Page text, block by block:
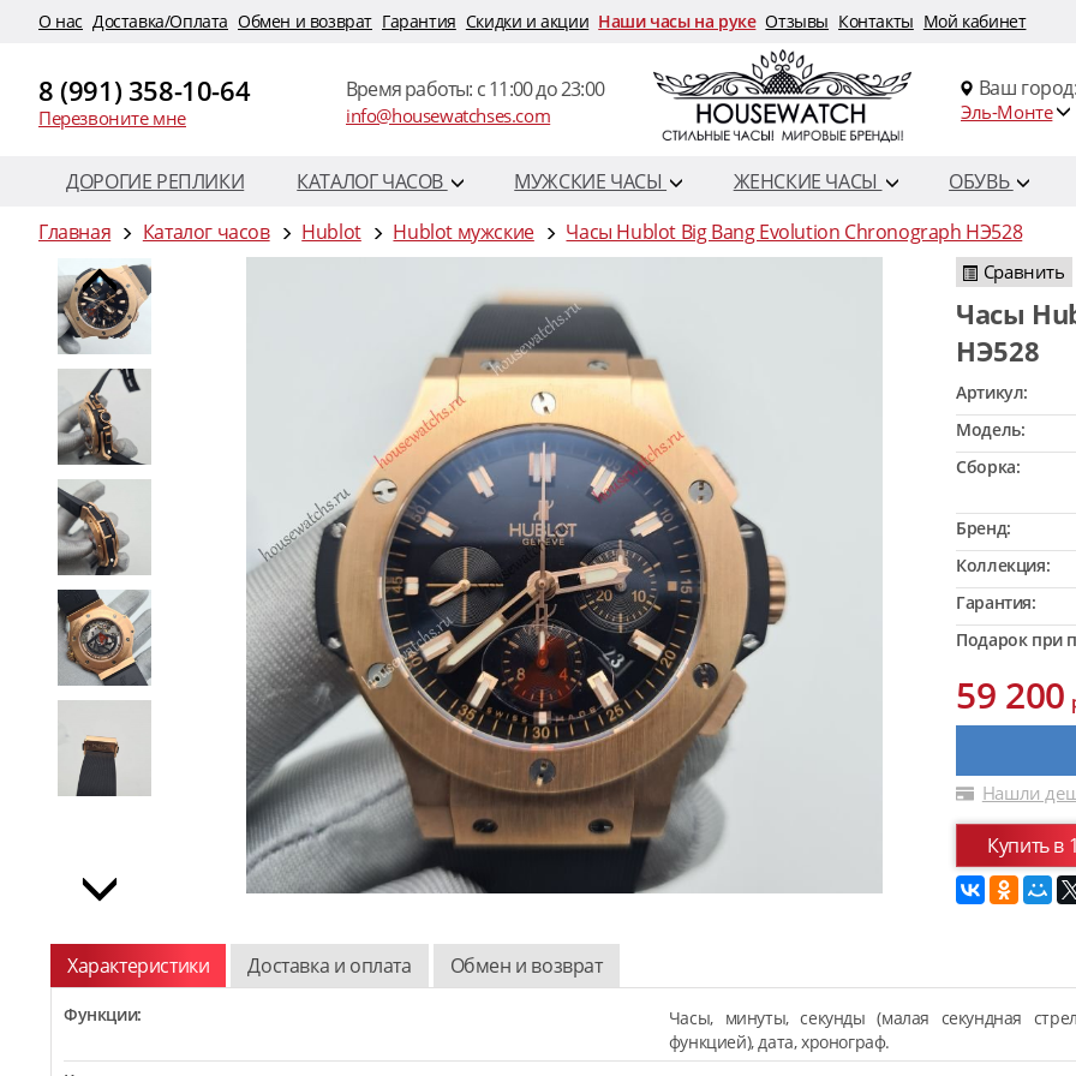
O нас Доставка/Оплата Обмен и возврат Гарантия Скидки и акции Наши часы на руке Отзывы Контакты Мой кабинет
8 (991) 358-10-64
Перезвоните мне
Время работы: c 11:00 до 23:00
info@housewatchses.com
Ваш
Эль-Монте
ДОРОГИЕ РЕПЛИКИ КАТАЛОГ ЧАСОВ МУЖСКИЕ ЧАСЫ ЖЕНСКИЕ ЧАСЫ
ОБУВЬ
Главная
Каталог часов Hublot Hublot мужские Часы Hublot Big Bang Evolution Chronograph HЭ528
Сравнить
Часы Hublot Big Bang Evolution Chronograph
HЭ528
Артикул:
Модель:
Сборка:
Бренд:
Коллекция:
Гарантия:
Подарок при
59 200
Нашли
Купить в
Характеристики Доставка и оплата Обмен и возврат
Функции:
Часы, минуты, секунды (малая секундная
функцией), дата, хронограф.